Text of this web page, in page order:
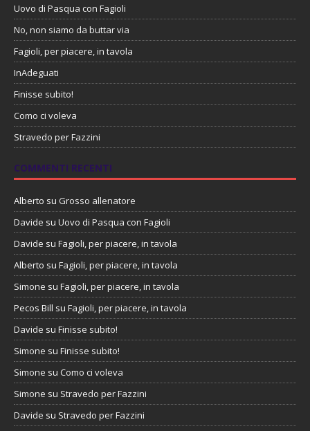
Uovo di Pasqua con Fagioli
No, non siamo da buttar via
Fagioli, per piacere, in tavola
InAdeguati
Finisse subito!
Como ci voleva
Stravedo per Fazzini
COMMENTI RECENTI
Alberto su Grosso allenatore
Davide su Uovo di Pasqua con Fagioli
Davide su Fagioli, per piacere, in tavola
Alberto su Fagioli, per piacere, in tavola
Simone su Fagioli, per piacere, in tavola
Pecos Bill su Fagioli, per piacere, in tavola
Davide su Finisse subito!
Simone su Finisse subito!
Simone su Como ci voleva
Simone su Stravedo per Fazzini
Davide su Stravedo per Fazzini